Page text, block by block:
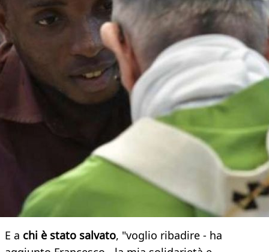
E a chi è stato salvato, "voglio ribadire - ha